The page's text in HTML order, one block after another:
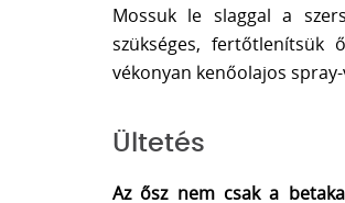
Mossuk le slaggal a
szükséges, fertőtlenítsük
vékonyan kenőolajos
Ültetés
Az ősz nem csak a